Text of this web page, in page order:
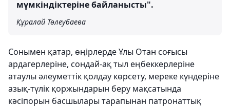
мүмкіндіктеріне байланысты".
Құралай Төлеубаева
Сонымен қатар, өңірлерде Ұлы Отан соғысы
ардагерлеріне, сондай-ақ тыл еңбеккерлеріне
атаулы әлеуметтік қолдау көрсету, мереке күндеріне
азық-түлік қоржындарын беру мақсатында
кәсіпорын басшылары тарапынан патронаттық